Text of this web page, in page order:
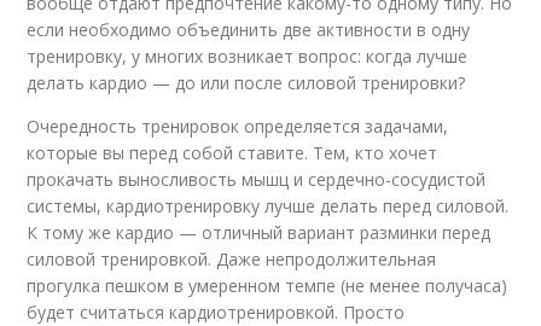
если необходимо объединить две активности в одну
тренировку, у многих возникает вопрос: когда лучше
делать кардио — до или после силовой тренировки?
Очередность тренировок определяется задачами,
которые вы перед собой ставите. Тем, кто хочет
прокачать выносливость мышц и сердечно-сосудистой
системы, кардиотренировку лучше делать перед силовой.
К тому же кардио — отличный вариант разминки перед
силовой тренировкой. Даже непродолжительная
прогулка пешком в умеренном темпе (не менее получаса)
будет считаться кардиотренировкой. Просто